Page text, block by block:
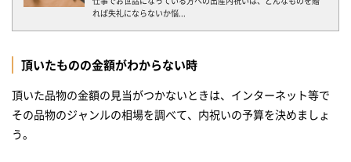
れば失礼にならないか悩...
頂いたものの金額がわからない時
頂いた品物の金額の見当がつかないときは、インターネット等で
その品物のジャンルの相場を調べて、内祝いの予算を決めましょ
う。